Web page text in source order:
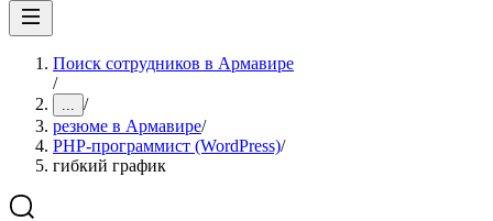
Поиск сотрудников в Армавире
/
... /
резюме в Армавире/
PHP-программист (WordPress)/
гибкий график